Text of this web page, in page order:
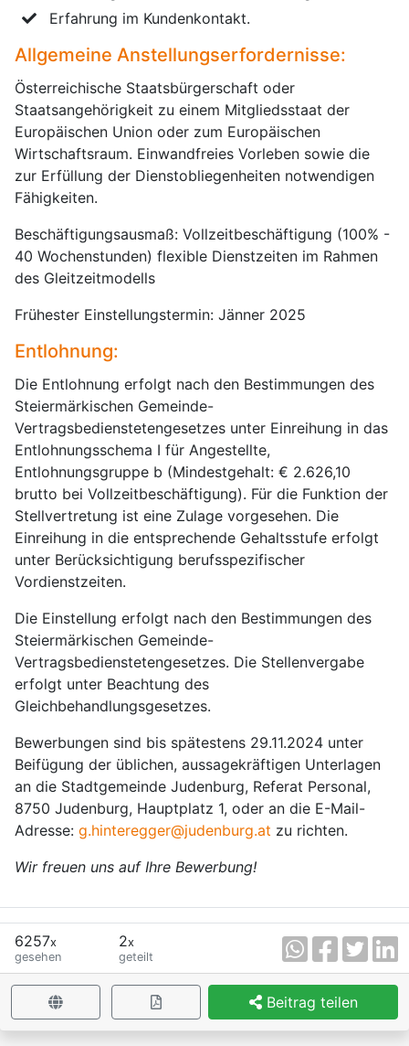
Erfahrung im Kundenkontakt.
Allgemeine Anstellungserfordernisse:
Österreichische Staatsbürgerschaft oder
Staatsangehörigkeit zu einem Mitgliedsstaat der
Europäischen Union oder zum Europäischen
Wirtschaftsraum. Einwandfreies Vorleben sowie die
zur Erfüllung der Dienstobliegenheiten notwendigen
Fähigkeiten.
Beschäftigungsausmaß: Vollzeitbeschäftigung (100% -
40 Wochenstunden) flexible Dienstzeiten im Rahmen
des Gleitzeitmodells
Frühester Einstellungstermin: Jänner 2025
Entlohnung:
Die Entlohnung erfolgt nach den Bestimmungen des
Steiermärkischen Gemeinde-
Vertragsbedienstetengesetzes unter Einreihung in das
Entlohnungsschema I für Angestellte,
Entlohnungsgruppe b (Mindestgehalt: € 2.626,10
brutto bei Vollzeitbeschäftigung). Für die Funktion der
Stellvertretung ist eine Zulage vorgesehen. Die
Einreihung in die entsprechende Gehaltsstufe erfolgt
unter Berücksichtigung berufsspezifischer
Vordienstzeiten.
Die Einstellung erfolgt nach den Bestimmungen des
Steiermärkischen Gemeinde-
Vertragsbedienstetengesetzes. Die Stellenvergabe
erfolgt unter Beachtung des
Gleichbehandlungsgesetzes.
Bewerbungen sind bis spätestens 29.11.2024 unter
Beifügung der üblichen, aussagekräftigen Unterlagen
an die Stadtgemeinde Judenburg, Referat Personal,
8750 Judenburg, Hauptplatz 1, oder an die E-Mail-
Adresse: g.hinteregger@judenburg.at zu richten.
Wir freuen uns auf Ihre Bewerbung!
6257x
gesehen
2x
geteilt
Beitrag teilen